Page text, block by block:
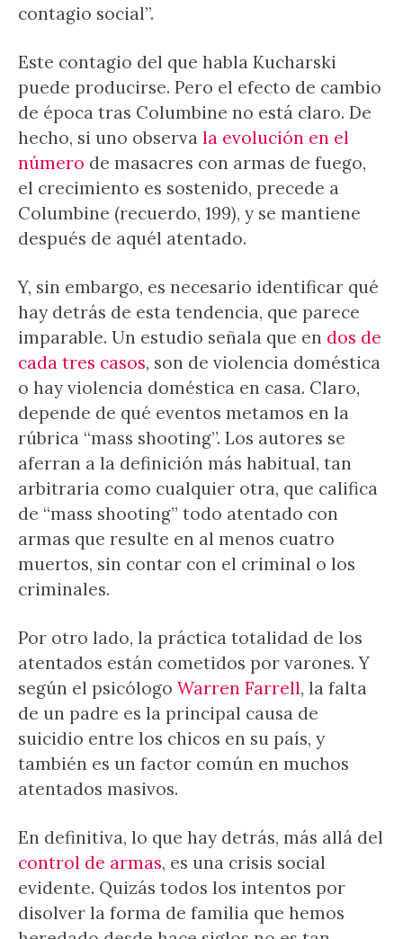
contagio social”.
Este contagio del que habla Kucharski
puede producirse. Pero el efecto de cambio
de época tras Columbine no está claro. De
hecho, si uno observa la evolución en el
número de masacres con armas de fuego,
el crecimiento es sostenido, precede a
Columbine (recuerdo, 199), y se mantiene
después de aquél atentado.
Y, sin embargo, es necesario identificar qué
hay detrás de esta tendencia, que parece
imparable. Un estudio señala que en dos de
cada tres casos, son de violencia doméstica
o hay violencia doméstica en casa. Claro,
depende de qué eventos metamos en la
rúbrica “mass shooting”. Los autores se
aferran a la definición más habitual, tan
arbitraria como cualquier otra, que califica
de “mass shooting” todo atentado con
armas que resulte en al menos cuatro
muertos, sin contar con el criminal o los
criminales.
Por otro lado, la práctica totalidad de los
atentados están cometidos por varones. Y
según el psicólogo Warren Farrell, la falta
de un padre es la principal causa de
suicidio entre los chicos en su país, y
también es un factor común en muchos
atentados masivos.
En definitiva, lo que hay detrás, más allá del
control de armas, es una crisis social
evidente. Quizás todos los intentos por
disolver la forma de familia que hemos